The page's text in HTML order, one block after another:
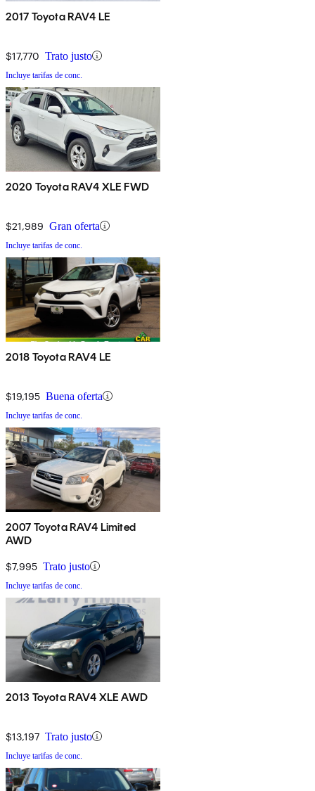
2017 Toyota RAV4 LE
$17,770 Trato justo
Incluye tarifas de conc.
2020 Toyota RAV4 XLE FWD
$21,989 Gran oferta
Incluye tarifas de conc.
2018 Toyota RAV4 LE
$19,195 Buena oferta
Incluye tarifas de conc.
2007 Toyota RAV4 Limited
AWD
$7,995 Trato justo
Incluye tarifas de conc.
2013 Toyota RAV4 XLE AWD
$13,197 Trato justo
Incluye tarifas de conc.